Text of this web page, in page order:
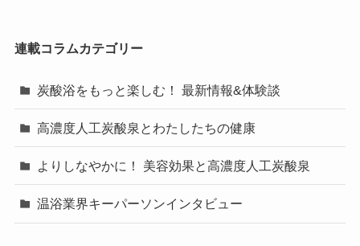
連載コラムカテゴリー
炭酸浴をもっと楽しむ！ 最新情報&体験談
高濃度人工炭酸泉とわたしたちの健康
よりしなやかに！ 美容効果と高濃度人工炭酸泉
温浴業界キーパーソンインタビュー